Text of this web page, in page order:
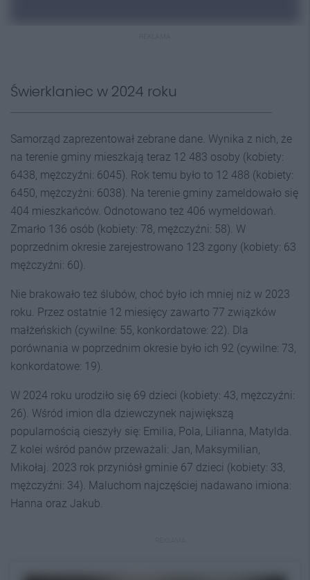
Świerklaniec w 2024 roku
Samorząd zaprezentował zebrane dane. Wynika z nich, że
na terenie gminy mieszkają teraz 12 483 osoby (kobiety:
6438, mężczyźni: 6045). Rok temu było to 12 488 (kobiety:
6450, mężczyźni: 6038). Na terenie gminy zameldowało się
404 mieszkańców. Odnotowano też 406 wymeldowań.
Zmarło 136 osób (kobiety: 78, mężczyźni: 58). W
poprzednim okresie zarejestrowano 123 zgony (kobiety: 63
mężczyźni: 60).
Nie brakowało też ślubów, choć było ich mniej niż w 2023
roku. Przez ostatnie 12 miesięcy zawarto 77 związków
małżeńskich (cywilne: 55, konkordatowe: 22). Dla
porównania w poprzednim okresie było ich 92 (cywilne: 73,
konkordatowe: 19).
W 2024 roku urodziło się 69 dzieci (kobiety: 43, mężczyźni:
26). Wśród imion dla dziewczynek największą
popularnością cieszyły się: Emilia, Pola, Lilianna, Matylda.
Z kolei wśród panów przeważali: Jan, Maksymilian,
Mikołaj. 2023 rok przyniósł gminie 67 dzieci (kobiety: 33,
mężczyźni: 34). Maluchom najczęściej nadawano imiona:
Hanna oraz Jakub.